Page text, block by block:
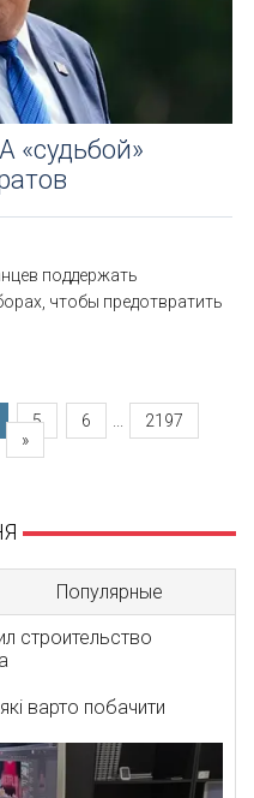
«судьбой»
поддержать
чтобы предотвратить
5 6
2197
»
Популярные
строительство
варто побачити